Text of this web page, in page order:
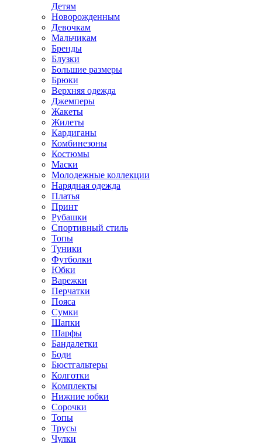
Детям
Новорожденным
Девочкам
Мальчикам
Бренды
Блузки
Большие размеры
Брюки
Верхняя одежда
Джемперы
Жакеты
Жилеты
Кардиганы
Комбинезоны
Костюмы
Маски
Молодежные коллекции
Нарядная одежда
Платья
Принт
Рубашки
Спортивный стиль
Топы
Туники
Футболки
Юбки
Варежки
Перчатки
Пояса
Сумки
Шапки
Шарфы
Бандалетки
Боди
Бюстгальтеры
Колготки
Комплекты
Нижние юбки
Сорочки
Топы
Трусы
Чулки